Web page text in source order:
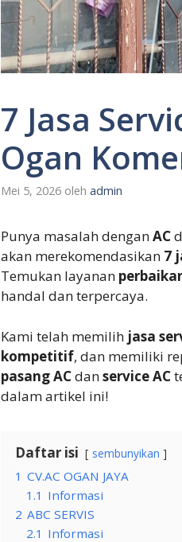
7 Jasa
Ogan
Mei 5, 2026 oleh admin
Punya masalah denganAC
akan merekomendasikan 7
Temukan layanan
handal dan terpercaya.
Kami telah memilih jasa
kompetitif, dan memiliki
pasang ACdanservice AC
dalam artikel ini!
Daftar isi sembunyikan
1 CV.AC OGAN JAYA
1.1 Informasi
2 ABC SERVIS
2.1 Informasi